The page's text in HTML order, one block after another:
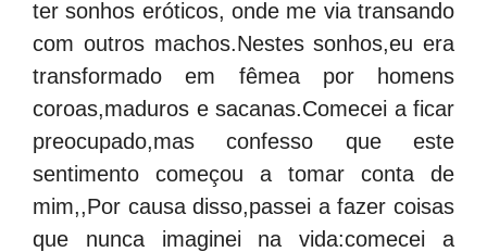
ter sonhos eróticos, onde me via transando
com outros machos.Nestes sonhos,eu era
transformado em fêmea por homens
coroas,maduros e sacanas.Comecei a ficar
preocupado,mas confesso que este
sentimento começou a tomar conta de
mim,,Por causa disso,passei a fazer coisas
que nunca imaginei na vida:comecei a